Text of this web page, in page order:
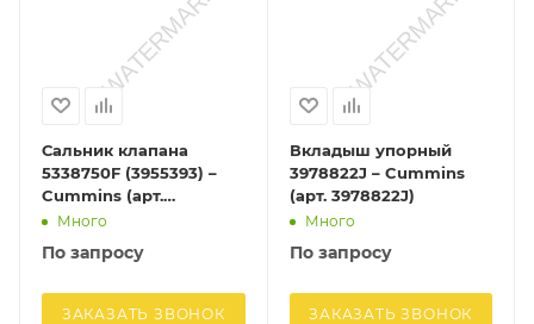
Сальник клапана
5338750F (3955393) –
Cummins (арт.
5338750F)
Много
По запросу
ЗАКАЗАТЬ ЗВОНОК
Вкладыш упорный
3978822J – Cummins
(арт. 3978822J)
Много
По запросу
ЗАКАЗАТЬ ЗВОНОК